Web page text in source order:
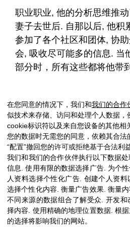
职业职业, 他的分析思维推
妻子去世后. 自那以后, 他积
参加了各个社区和团体, 协
会, 吸收尽可能多的信息. 当
部分时，所有这些都将他带
在您同意的情况下，我们和我们的合作
似技术来存储、访问和处理个人数据，
cookie标识符以及来自您设备的其他相
您的数据时无需您的同意，依赖其合
“配置”撤回您的许可或拒绝基于合法利
我们和我们的合作伙伴执行以下数据处
信息
.使用有限的数据选择广告. 为个
人资料选择个性化广告 创建个人资料
选择个性化内容 .衡量广告效果.衡量
不同来源的数据组合了解受众 开发和
择内容
使用精确的地理位置数据 .根
的选择将影响我们的网站。